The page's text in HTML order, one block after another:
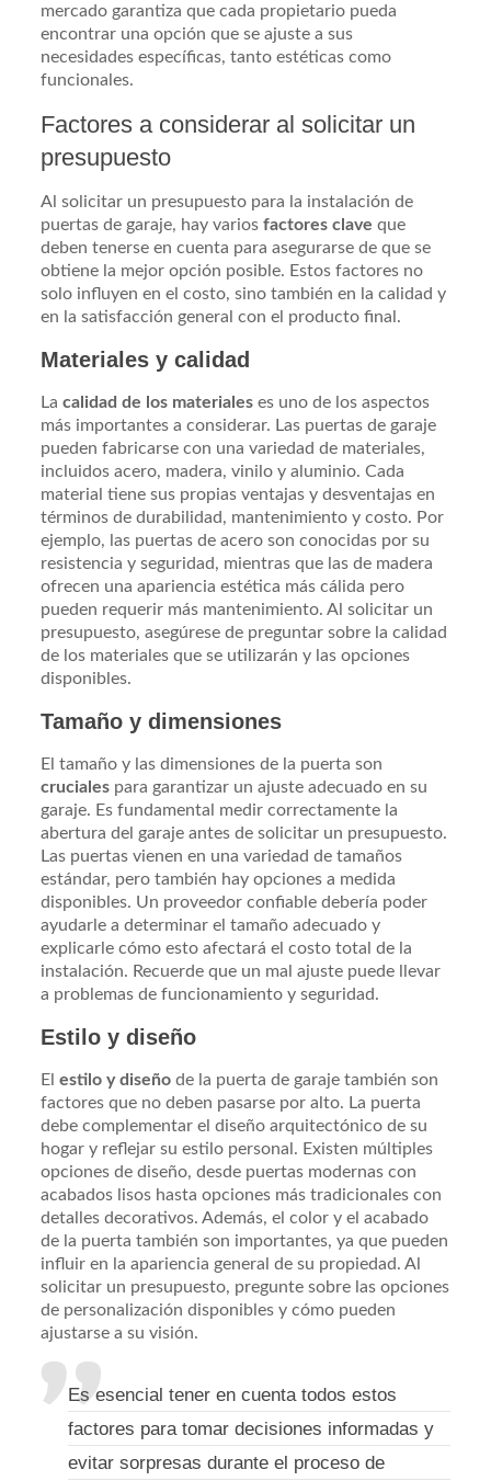
mercado garantiza que cada propietario pueda
encontrar una opción que se ajuste a sus
necesidades específicas, tanto estéticas como
funcionales.
Factores a considerar al solicitar un
presupuesto
Al solicitar un presupuesto para la instalación de
puertas de garaje, hay variosfactores clave que
deben tenerse en cuenta para asegurarse de que se
obtiene la mejor opción posible. Estos factores no
solo influyen en el costo, sino también en la calidad y
en la satisfacción general con el producto final.
Materiales y calidad
Lacalidad de los materiales es uno de los aspectos
más importantes a considerar. Las puertas de garaje
pueden fabricarse con una variedad de materiales,
incluidos acero, madera, vinilo y aluminio. Cada
material tiene sus propias ventajas y desventajas en
términos de durabilidad, mantenimiento y costo. Por
ejemplo, las puertas de acero son conocidas por su
resistencia y seguridad, mientras que las de madera
ofrecen una apariencia estética más cálida pero
pueden requerir más mantenimiento. Al solicitar un
presupuesto, asegúrese de preguntar sobre la calidad
de los materiales que se utilizarán y las opciones
disponibles.
Tamaño y dimensiones
El tamaño y las dimensiones de la puerta son
cruciales para garantizar un ajuste adecuado en su
garaje. Es fundamental medir correctamente la
abertura del garaje antes de solicitar un presupuesto.
Las puertas vienen en una variedad de tamaños
estándar, pero también hay opciones a medida
disponibles. Un proveedor confiable debería poder
ayudarle a determinar el tamaño adecuado y
explicarle cómo esto afectará el costo total de la
instalación. Recuerde que un mal ajuste puede llevar
a problemas de funcionamiento y seguridad.
Estilo y diseño
Elestilo y diseño de la puerta de garaje también son
factores que no deben pasarse por alto. La puerta
debe complementar el diseño arquitectónico de su
hogar y reflejar su estilo personal. Existen múltiples
opciones de diseño, desde puertas modernas con
acabados lisos hasta opciones más tradicionales con
detalles decorativos. Además, el color y el acabado
de la puerta también son importantes, ya que pueden
influir en la apariencia general de su propiedad. Al
solicitar un presupuesto, pregunte sobre las opciones
de personalización disponibles y cómo pueden
ajustarse a su visión.
Es esencial tener en cuenta todos estos
factores para tomar decisiones informadas y
evitar sorpresas durante el proceso de